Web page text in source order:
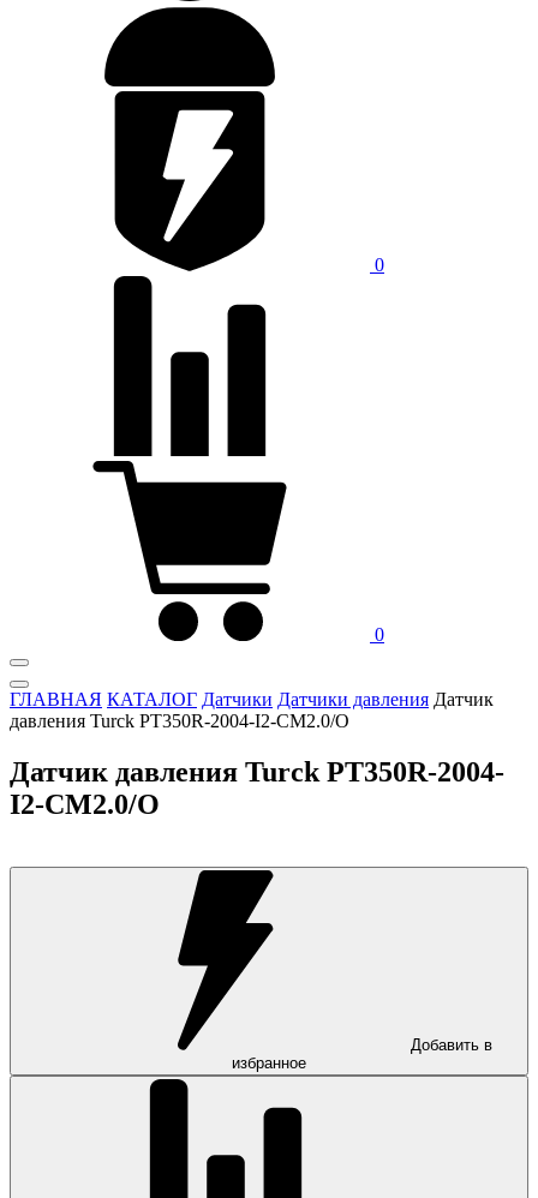
0
0
ГЛАВНАЯ КАТАЛОГ Датчики Датчики давления Датчик
давления Turck PT350R-2004-I2-CM2.0/O
Датчик давления Turck PT350R-2004-
I2-CM2.0/O
Добавить в
избранное